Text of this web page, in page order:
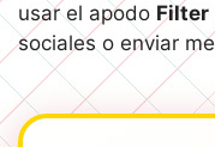
usar el apodo Filter
sociales o enviar